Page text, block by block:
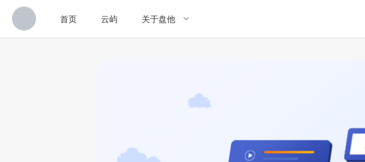
首页 云屿 关于盘他